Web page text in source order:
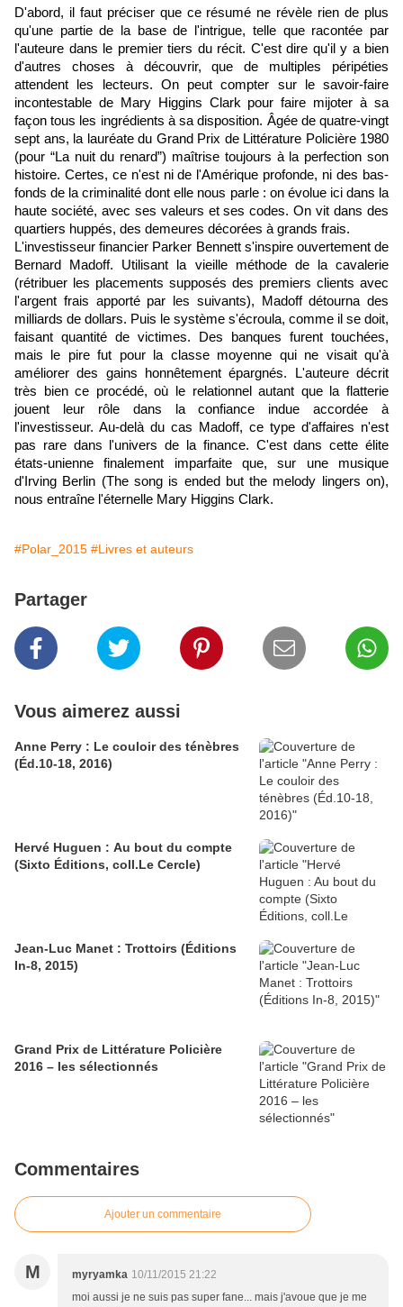
D'abord, il faut préciser que ce résumé ne révèle rien de plus
qu'une partie de la base de l'intrigue, telle que racontée par
l'auteure dans le premier tiers du récit. C'est dire qu'il y a bien
d'autres choses à découvrir, que de multiples péripéties
attendent les lecteurs. On peut compter sur le savoir-faire
incontestable de Mary Higgins Clark pour faire mijoter à sa
façon tous les ingrédients à sa disposition. Âgée de quatre-vingt
sept ans, la lauréate du Grand Prix de Littérature Policière 1980
(pour “La nuit du renard”) maîtrise toujours à la perfection son
histoire. Certes, ce n'est ni de l'Amérique profonde, ni des bas-
fonds de la criminalité dont elle nous parle : on évolue ici dans la
haute société, avec ses valeurs et ses codes. On vit dans des
quartiers huppés, des demeures décorées à grands frais.
L'investisseur financier Parker Bennett s'inspire ouvertement de
Bernard Madoff. Utilisant la vieille méthode de la cavalerie
(rétribuer les placements supposés des premiers clients avec
l'argent frais apporté par les suivants), Madoff détourna des
milliards de dollars. Puis le système s'écroula, comme il se doit,
faisant quantité de victimes. Des banques furent touchées,
mais le pire fut pour la classe moyenne qui ne visait qu'à
améliorer des gains honnêtement épargnés. L'auteure décrit
très bien ce procédé, où le relationnel autant que la flatterie
jouent leur rôle dans la confiance indue accordée à
l'investisseur. Au-delà du cas Madoff, ce type d'affaires n'est
pas rare dans l'univers de la finance. C'est dans cette élite
états-unienne finalement imparfaite que, sur une musique
d'Irving Berlin (The song is ended but the melody lingers on),
nous entraîne l'éternelle Mary Higgins Clark.
#Polar_2015 #Livres et auteurs
Partager
Vous aimerez aussi
Anne Perry : Le couloir des ténèbres
(Éd.10-18, 2016)
Hervé Huguen : Au bout du compte
(Sixto Éditions, coll.Le Cercle)
Jean-Luc Manet : Trottoirs (Éditions
In-8, 2015)
Grand Prix de Littérature Policière
2016 – les sélectionnés
Commentaires
Ajouter un commentaire
M myryamka 10/11/2015 21:22
moi aussi je ne suis pas super fane... mais j'avoue que je me